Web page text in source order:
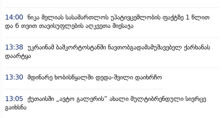
14:00 ნიკა მელიას სასამართლოს უპატივცემლობის ფაქტზე 1 წლით
და 6 თვით თავისუფლების აღკვეთა მიესაჯა
13:38 უკრაინამ ბაშკორტოსტანში ნავთობგადამამუშავებელ ქარხანას
დაარტყა
13:30 მდინარე ხობისწყალში დედა-შვილი დაიხრჩო
13:05 ქუთაისში „ავტო გალერის“ ახალი მულტიბრენდული სივრცე
გაიხსნა